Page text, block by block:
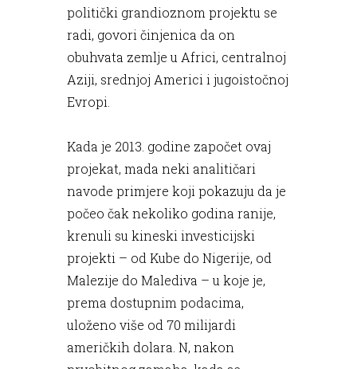
politički grandioznom projektu se
radi, govori činjenica da on
obuhvata zemlje u Africi, centralnoj
Aziji, srednjoj Americi i jugoistočnoj
Evropi.
Kada je 2013. godine započet ovaj
projekat, mada neki analitičari
navode primjere koji pokazuju da je
počeo čak nekoliko godina ranije,
krenuli su kineski investicijski
projekti – od Kube do Nigerije, od
Malezije do Malediva – u koje je,
prema dostupnim podacima,
uloženo više od 70 milijardi
američkih dolara. N, nakon